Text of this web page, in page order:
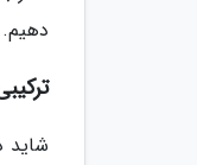
دهیم.
شاید